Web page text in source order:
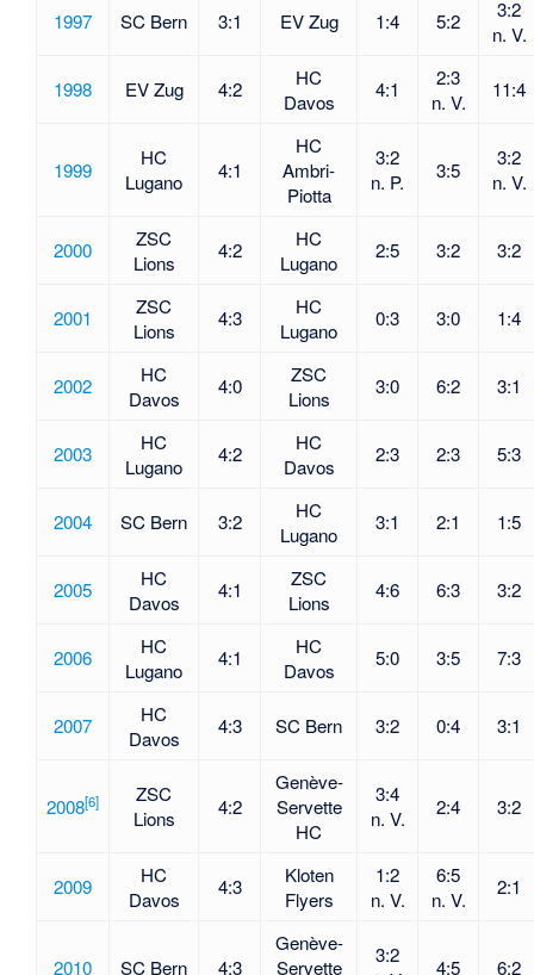
1997 SC Bern 3:1 EV Zug 1:4 5:2
3:2
n. V.
1998 EV Zug 4:2
HC
Davos
4:1
2:3
n. V.
11:4
1999
HC
Lugano
4:1
HC
Ambri-
Piotta
3:2
n. P.
3:5
3:2
n. V.
2000
ZSC
Lions
4:2
HC
Lugano
2:5 3:2 3:2
2001
ZSC
Lions
4:3
HC
Lugano
0:3 3:0 1:4
2002
HC
Davos
4:0
ZSC
Lions
3:0 6:2 3:1
2003
HC
Lugano
4:2
HC
Davos
2:3 2:3 5:3
2004 SC Bern 3:2
HC
Lugano
3:1 2:1 1:5
2005
HC
Davos
4:1
ZSC
Lions
4:6 6:3 3:2
2006
HC
Lugano
4:1
HC
Davos
5:0 3:5 7:3
2007
HC
Davos
4:3 SC Bern 3:2 0:4 3:1
2008[6]
ZSC
Lions
4:2
Genève-
Servette
HC
3:4
n. V.
2:4 3:2
2009
HC
Davos
4:3
Kloten
Flyers
1:2
n. V.
6:5
n. V.
2:1
2010 SC Bern 4:3
Genève-
Servette
3:2
4:5 6:2